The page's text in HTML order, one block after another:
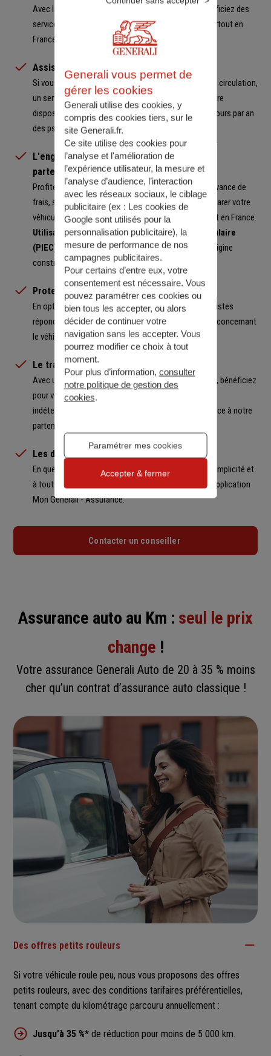
Avec la souscription des garanties Assistance, bénéficiez des
services d'assistance disponibles 24 h/24 et 7 j/7 partout en
France et à l'étranger.
Assistance Psychologique
Si vous avez été choqué à la suite d’un accident de la circulation,
un service Écoute et Accueil Psychologique est à votre
disposition et vous permet d’appeler 24 h/24 et 365 jours par an
des psychologues cliniciens.
L'engagement de notre réseau de garages
partenaires
Profitez de l’engagement de professionnels : pas d’avance de
frais, si à la suite d’un sinistre garanti, vous faites réparer votre
véhicule dans notre réseau de garages agréés partout en France.
Utilisation de Pièces Issues de l'Economie Circulaire
(PIEC) :
garanties, reconditionnées et certifiées d’origine
constructeur.
Protection juridique auto
En option, sur simple appel téléphonique, des spécialistes
répondent à vos questions juridiques en cas de litige concernant
le véhicule assuré.
Le traceur Coyote
Avec un véhicule volé toutes les 4 minutes en France, bénéficiez
pour votre véhicule d'un système de géolocalisation
indétectable, résistant au brouillage et autonome grâce à notre
partenaires
Les démarches en ligne
En quelques clics, réalisez vos opérations en toute simplicité et
à tout moment grâce à votre espace client et votre application
Mon Generali - Assurance.
Contacter un conseiller
Assurance auto au Km : seul le prix
change !
Votre assurance Generali Auto de 20 à 35 % moins
cher qu’un contrat d’assurance auto classique !
Des offres petits rouleurs
Si votre véhicule roule peu, nous vous proposons des offres
petits rouleurs, avec des conditions tarifaires préférentielles,
tenant compte du kilométrage parcouru annuellement :
Jusqu’à 35 %* de réduction pour moins de 5 000 km.
Generali vous permet de
gérer les cookies
Generali utilise des cookies, y
compris des cookies tiers, sur le
site Generali.fr.
Ce site utilise des cookies pour
l’analyse et l'amélioration de
l’expérience utilisateur, la mesure et
l’analyse d’audience, l’interaction
avec les réseaux sociaux, le ciblage
publicitaire (ex : Les cookies de
Google sont utilisés pour la
personnalisation publicitaire), la
mesure de performance de nos
campagnes publicitaires.
Pour certains d’entre eux, votre
consentement est nécessaire. Vous
pouvez paramétrer ces cookies ou
bien tous les accepter, ou alors
décider de continuer votre
navigation sans les accepter. Vous
pourrez modifier ce choix à tout
moment.
Pour plus d’information, consulter
notre politique de gestion des
cookies.
Paramétrer mes cookies
Accepter & fermer